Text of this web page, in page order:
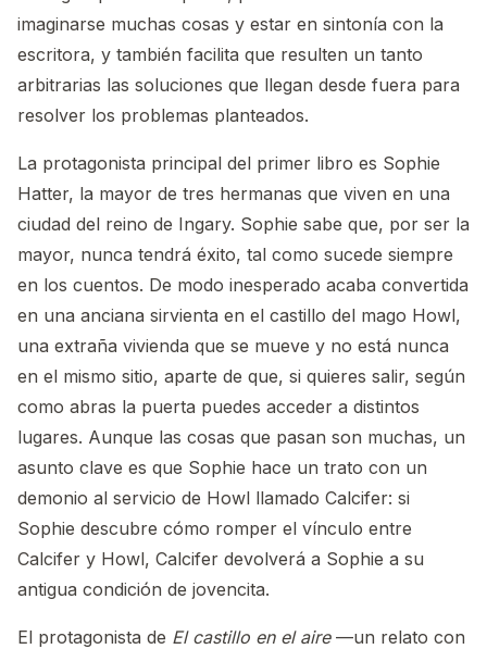
imaginarse muchas cosas y estar en sintonía con la
escritora, y también facilita que resulten un tanto
arbitrarias las soluciones que llegan desde fuera para
resolver los problemas planteados.
La protagonista principal del primer libro es Sophie
Hatter, la mayor de tres hermanas que viven en una
ciudad del reino de Ingary. Sophie sabe que, por ser la
mayor, nunca tendrá éxito, tal como sucede siempre
en los cuentos. De modo inesperado acaba convertida
en una anciana sirvienta en el castillo del mago Howl,
una extraña vivienda que se mueve y no está nunca
en el mismo sitio, aparte de que, si quieres salir, según
como abras la puerta puedes acceder a distintos
lugares. Aunque las cosas que pasan son muchas, un
asunto clave es que Sophie hace un trato con un
demonio al servicio de Howl llamado Calcifer: si
Sophie descubre cómo romper el vínculo entre
Calcifer y Howl, Calcifer devolverá a Sophie a su
antigua condición de jovencita.
El protagonista de El castillo en el aire—un relato con